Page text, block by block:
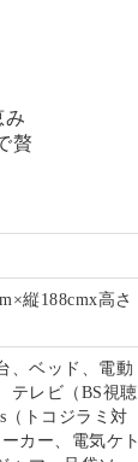
み
贅
縦188cmx高さ
、ベッド、電動
テレビ（BS視聴
（トコジラミ対
カー、電気ケト